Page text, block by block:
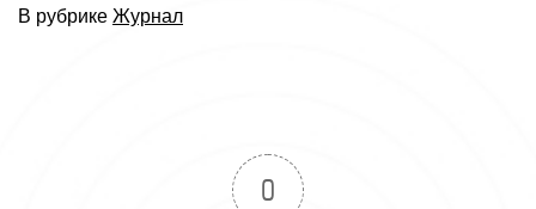
В рубрикеЖурнал
0